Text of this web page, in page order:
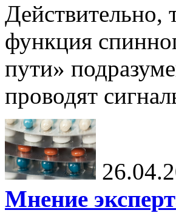
Действительно,
функция
пути»
проводят
Мнение